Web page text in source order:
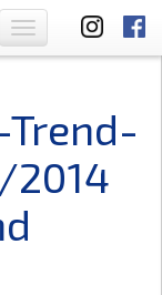
Toggle
navigation
Trend-
2014